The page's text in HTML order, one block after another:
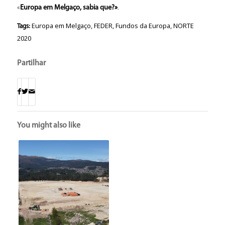
« Europa em Melgaço, sabia que?».
Tags: Europa em Melgaço,FEDER,Fundos da Europa,NORTE
2020
Partilhar
You might also like